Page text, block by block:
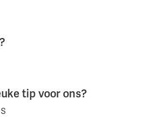
tip voor ons?